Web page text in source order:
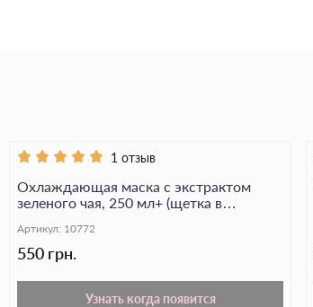
1 отзыв
Охлаждающая маска с экстрактом
зеленого чая, 250 мл+ (щетка в
Артикул: 10772
550 грн.
Узнать когда появится